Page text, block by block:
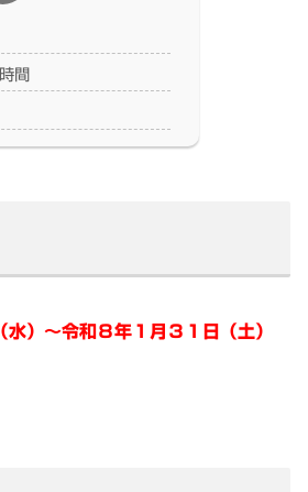
間
）～令和８年１月３１日（土）